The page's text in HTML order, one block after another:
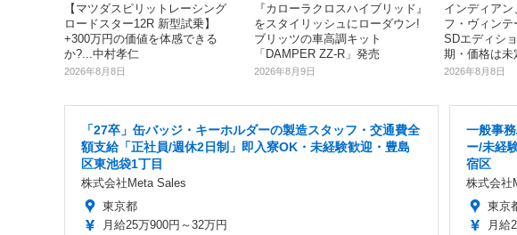
【マツダスピリットレーシング
ロードスター12R 新型試乗】
+300万円の価値を体感できる
か?...中村孝仁
2026年8月8日
『カローラクロスハイブリッド』
をスタイリッシュにローダウン!
ブリッツの車高調キット
「DAMPER ZZ-R」発売
2026年8月9日
インディアン
フ・ヴィンテ
SDエディシ
期・価格は未
2026年8月8日
「27卒」缶バッジ・キーホルダーの製造スタッフ・交通費全
額支給「正社員/週休2日制」即入寮OK・未経験歓迎・豊島
区東池袋1丁目
株式会社Meta Sales
東京都
月給25万900円～32万円
一般事
ー/未経
宿区
株式会社
東京
月給